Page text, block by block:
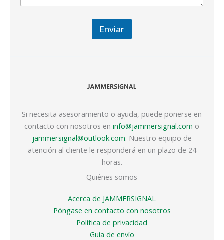
Enviar
Si necesita asesoramiento o ayuda, puede ponerse en
contacto con nosotros en info@jammersignal.com o
jammersignal@outlook.com. Nuestro equipo de
atención al cliente le responderá en un plazo de 24
horas.
Quiénes somos
Acerca de JAMMERSIGNAL
Póngase en contacto con nosotros
Política de privacidad
Guía de envío